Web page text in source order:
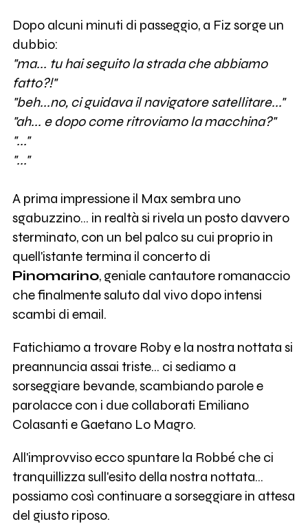
Dopo alcuni minuti di passeggio, a Fiz sorge un
dubbio:
"ma... tu hai seguito la strada che abbiamo
fatto?!"
"beh...no, ci guidava il navigatore satellitare..."
"ah... e dopo come ritroviamo la macchina?"
"..."
"..."
A prima impressione il Max sembra uno
sgabuzzino... in realtà si rivela un posto davvero
sterminato, con un bel palco su cui proprio in
quell'istante termina il concerto di
Pinomarino, geniale cantautore romanaccio
che finalmente saluto dal vivo dopo intensi
scambi di email.
Fatichiamo a trovare Roby e la nostra nottata si
preannuncia assai triste... ci sediamo a
sorseggiare bevande, scambiando parole e
parolacce con i due collaborati Emiliano
Colasanti e Gaetano Lo Magro.
All'improvviso ecco spuntare la Robbé che ci
tranquillizza sull'esito della nostra nottata...
possiamo così continuare a sorseggiare in attesa
del giusto riposo.